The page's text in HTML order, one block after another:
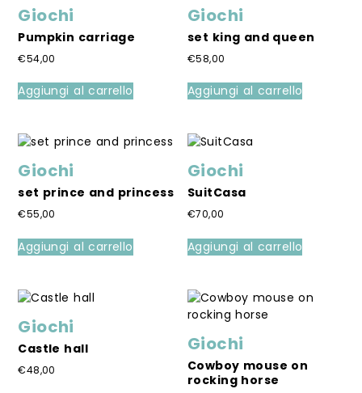
Giochi
Pumpkin carriage
€54,00
Aggiungi al carrello
Giochi
set king and queen
€58,00
Aggiungi al carrello
Giochi
set prince and princess
€55,00
Aggiungi al carrello
Giochi
SuitCasa
€70,00
Aggiungi al carrello
Giochi
Castle hall
€48,00
Giochi
Cowboy mouse on
rocking horse